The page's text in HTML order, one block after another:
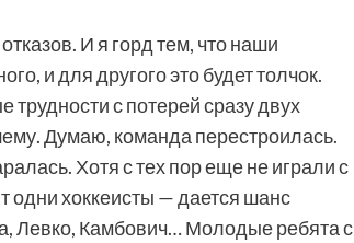
И я горд тем, что наши
и для другого это будет толчок.
с потерей сразу двух
Думаю, команда перестроилась.
Хотя с тех пор еще не играли с
одни хоккеисты — дается шанс
Левко, Камбович… Молодые ребята с